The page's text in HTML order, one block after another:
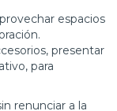
espacios
presentar
para
renunciar a la